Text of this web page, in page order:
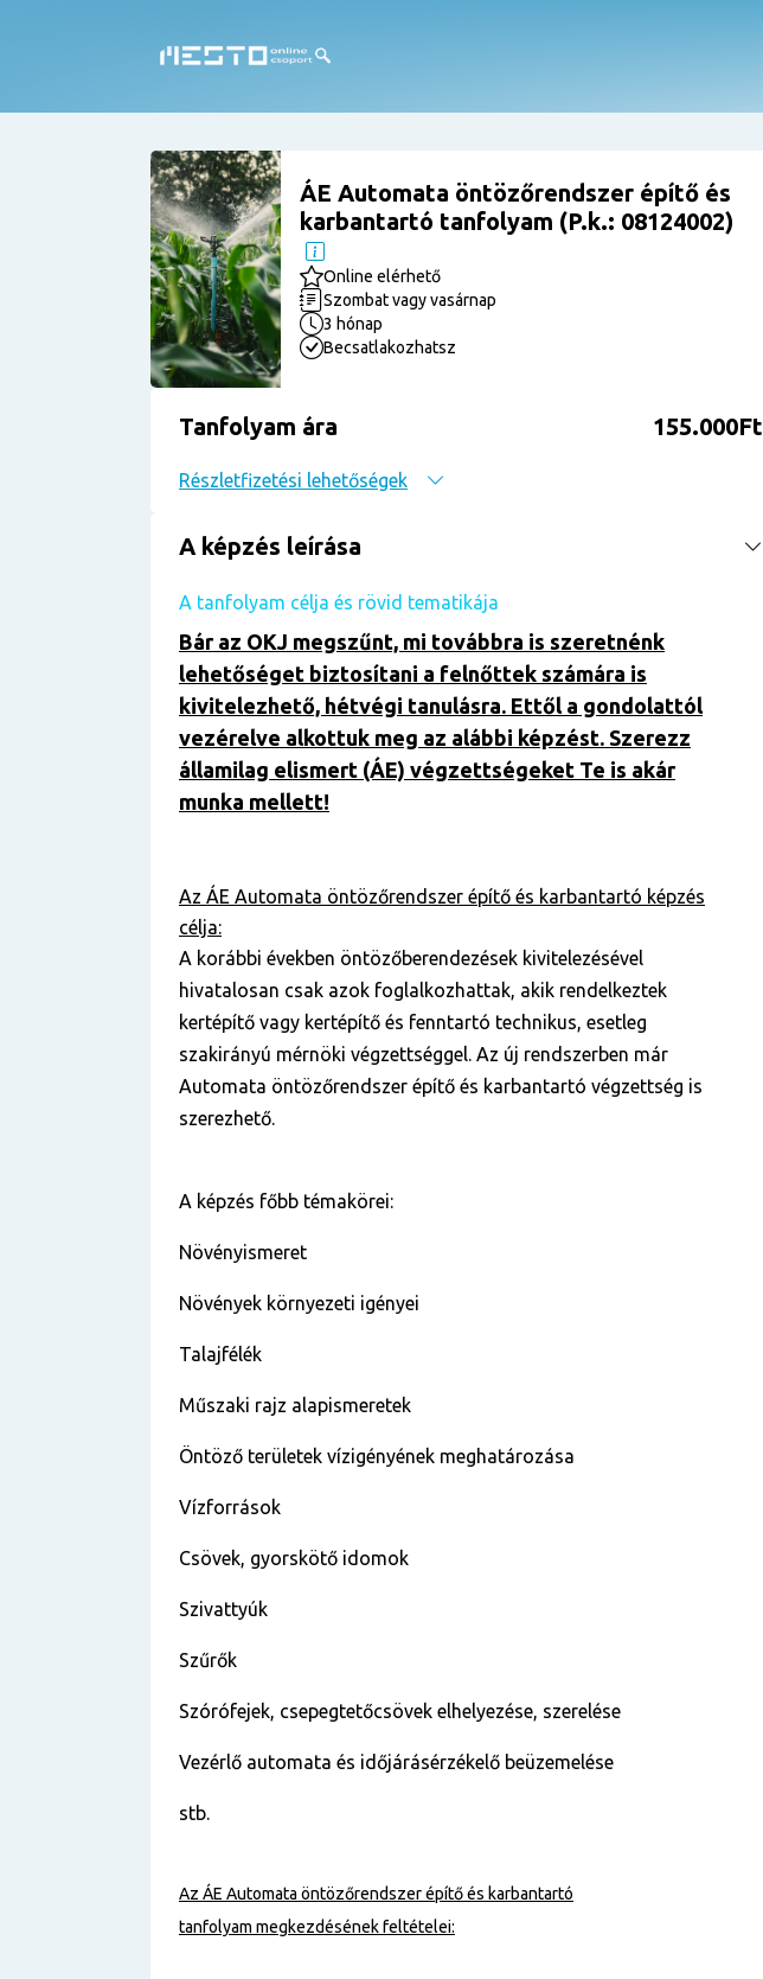
ÁE Automata öntözőrendszer építő és
karbantartó tanfolyam (P.k.: 08124002)
Online elérhető
Szombat vagy vasárnap
3 hónap
Becsatlakozhatsz
Tanfolyam ára 155.000Ft
Részletfizetési lehetőségek
A képzés leírása
A tanfolyam célja és rövid tematikája
Bár az OKJ megszűnt, mi továbbra is szeretnénk
lehetőséget biztosítani a felnőttek számára is
kivitelezhető, hétvégi tanulásra. Ettől a gondolattól
vezérelve alkottuk meg az alábbi képzést. Szerezz
államilag elismert (ÁE) végzettségeket Te is akár
munka mellett!
Az ÁE Automata öntözőrendszer építő és karbantartó képzés
célja:
A korábbi években öntözőberendezések kivitelezésével
hivatalosan csak azok foglalkozhattak, akik rendelkeztek
kertépítő vagy kertépítő és fenntartó technikus, esetleg
szakirányú mérnöki végzettséggel. Az új rendszerben már
Automata öntözőrendszer építő és karbantartó végzettség is
szerezhető.
A képzés főbb témakörei:
Növényismeret
Növények környezeti igényei
Talajfélék
Műszaki rajz alapismeretek
Öntöző területek vízigényének meghatározása
Vízforrások
Csövek, gyorskötő idomok
Szivattyúk
Szűrők
Szórófejek, csepegtetőcsövek elhelyezése, szerelése
Vezérlő automata és időjárásérzékelő beüzemelése
stb.
Az ÁE Automata öntözőrendszer építő és karbantartó
tanfolyam megkezdésének feltételei: